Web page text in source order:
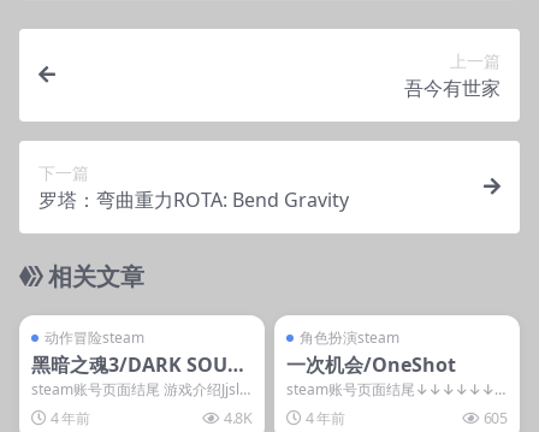
上一篇
吾今有世家
下一篇
罗塔：弯曲重力ROTA: Bend Gravity
相关文章
动作冒险steam
黑暗之魂3/DARK SOULS
III/黑魂3/黑暗之魂2原罪
学者/黑暗之魂1
steam账号页面结尾 游戏介绍Jjslq
dlp3344 《黑暗之魂3》是硬核动...
4 年前 4.8K
角色扮演steam
一次机会/OneShot
steam账号页面结尾↓↓↓↓↓↓
。游戏视频 游戏截图 &nbs...
4 年前 605